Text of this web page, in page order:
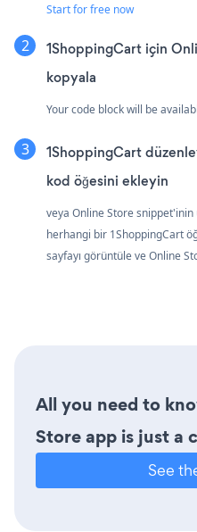
Start for free now
1ShoppingCart için
kopyala
Your code block will be
1ShoppingCart
kod öğesini ekleyin
veya Online Store
herhangi bir 1ShoppingCart
sayfayı görüntüle ve Online
All you need to
Store app is just a
See